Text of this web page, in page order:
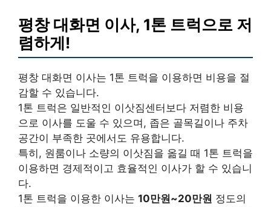
평창 대화면 이사, 1톤 트럭으로 저
렴하게!
평창 대화면 이사는 1톤 트럭을 이용하면 비용을 절
감할 수 있습니다.
1톤 트럭은 일반적인 이삿짐센터보다 저렴한 비용
으로 이사를 도울 수 있으며, 좁은 골목길이나 주차
공간이 부족한 곳에서도 유용합니다.
특히, 원룸이나 소량의 이삿짐을 옮길 때 1톤 트럭을
이용하면 경제적이고 효율적인 이사가 할 수 있습니
다.
1톤 트럭을 이용한 이사는 10만원~20만원 정도의